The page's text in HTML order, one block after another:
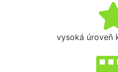
vysoká úroveň